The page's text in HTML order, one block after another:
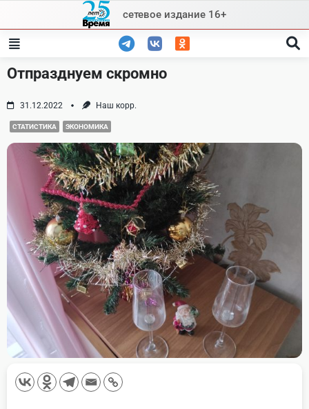
content
сетевое издание 16+
Отпразднуем скромно
31.12.2022 Наш корр.
СТАТИСТИКА ЭКОНОМИКА